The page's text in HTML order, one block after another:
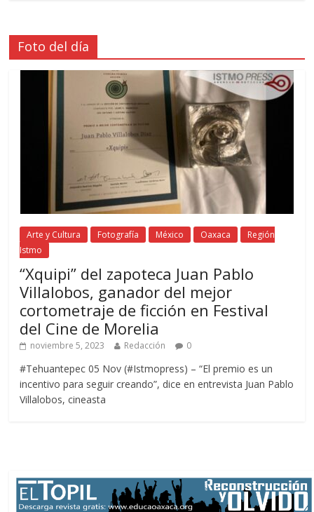
Foto del día
Arte y Cultura Fotografía México Oaxaca
Región
Istmo
“Xquipi” del zapoteca Juan Pablo
Villalobos, ganador del mejor
cortometraje de ficción en Festival
del Cine de Morelia
noviembre 5, 2023 Redacción 0
#Tehuantepec 05 Nov (#Istmopress) – “El premio es un
incentivo para seguir creando”, dice en entrevista Juan Pablo
Villalobos, cineasta